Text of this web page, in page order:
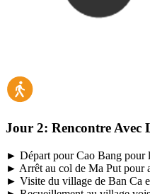
Jour 2: Rencontre Avec
► Départ pour Cao Bang pour
► Arrêt au col de Ma Put pour
► Visite du village de Ban Ca